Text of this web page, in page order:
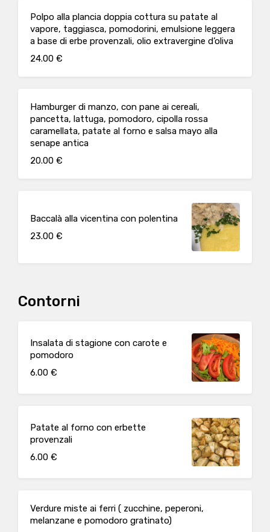
Polpo alla plancia doppia cottura su patate al
vapore, taggiasca, pomodorini, emulsione leggera
a base di erbe provenzali, olio extravergine d’oliva
24.00 €
Hamburger di manzo, con pane ai cereali,
pancetta, lattuga, pomodoro, cipolla rossa
caramellata, patate al forno e salsa mayo alla
senape antica
20.00 €
Baccalà alla vicentina con polentina
23.00 €
Contorni
Insalata di stagione con carote e
pomodoro
6.00 €
Patate al forno con erbette
provenzali
6.00 €
Verdure miste ai ferri ( zucchine, peperoni,
melanzane e pomodoro gratinato)